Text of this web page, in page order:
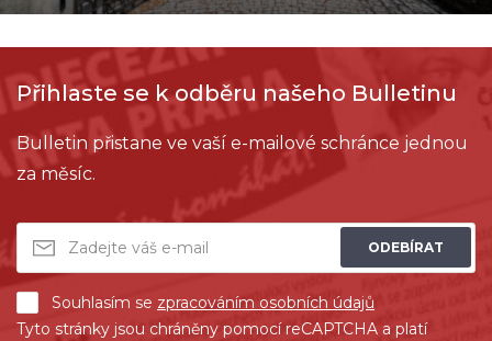
Přihlaste se k odběru našeho Bulletinu
Bulletin přistane ve vaší e-mailové schránce jednou
za měsíc.
ODEBÍRAT
Souhlasím se zpracováním osobních údajů
Tyto stránky jsou chráněny pomocí reCAPTCHA a platí